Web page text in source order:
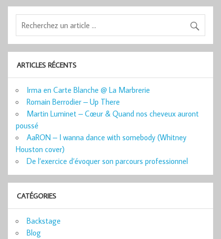
ARTICLES RÉCENTS
Irma en Carte Blanche @ La Marbrerie
Romain Berrodier – Up There
Martin Luminet – Cœur & Quand nos cheveux auront
poussé
AaRON – I wanna dance with somebody (Whitney
Houston cover)
De l’exercice d’évoquer son parcours professionnel
CATÉGORIES
Backstage
Blog